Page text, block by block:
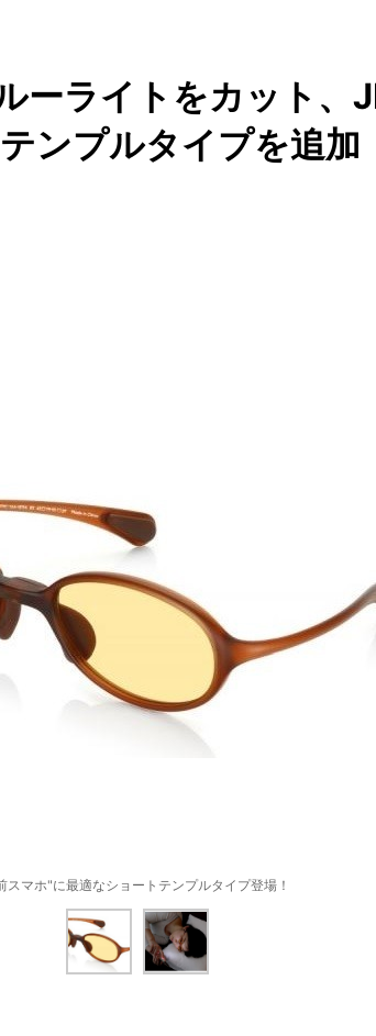
ーライトをカット、
ンプルタイプを追加
スマホ"に最適なショートテンプルタイプ登場！